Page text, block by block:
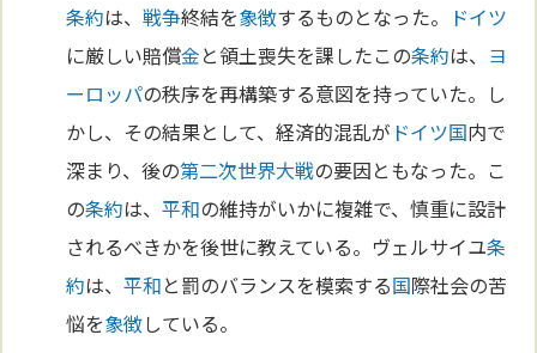
条約は、戦争終結を象徴するものとなった。 ドイツ
に厳しい賠償金と領土喪失を課したこの条約は、 ヨ
ーロッパの秩序を再構築する意図を持っていた。し
かし、その結果として、経済的混乱が ドイツ国内で
深まり、後の第二次世界大戦の要因ともなった。こ
の条約は、平和の維持がいかに複雑で、慎重に設計
されるべきかを後世に教えている。ヴェルサイユ条
約は、平和と罰のバランスを模索する国際社会の苦
悩を象徴している。